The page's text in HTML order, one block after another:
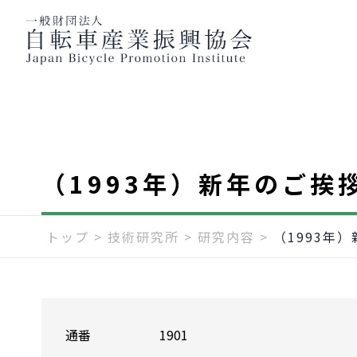
（1993年）新年のご挨
トップ > 技術研究所 > 研究内容 > （1993年
通番 1901